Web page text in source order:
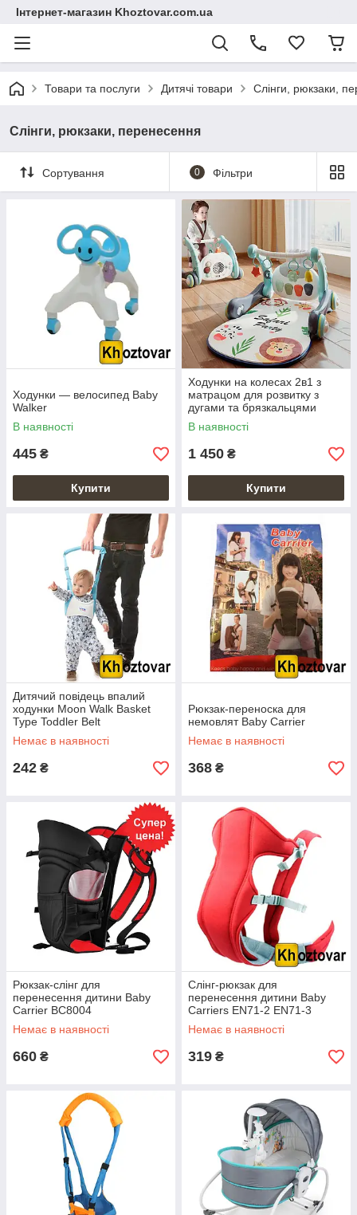
Інтернет-магазин Khoztovar.com.ua
Товари та послуги Дитячі товари Слінги, рюкзаки,
Слінги, рюкзаки, перенесення
Сортування 0 Фільтри
Ходунки — велосипед Baby
Walker
В наявності
445 ₴
Купити
Ходунки на колесах 2в1 з
матрацом для розвитку з
дугами та брязкальцями
музичні Bluetooth
В наявності
1 450 ₴
Купити
Дитячий повідець впалий
ходунки Moon Walk Basket
Type Toddler Belt
Немає в наявності
242 ₴
Рюкзак-переноска для
немовлят Baby Carrier
Немає в наявності
368 ₴
Рюкзак-слінг для
перенесення дитини Baby
Carrier BC8004
Немає в наявності
660 ₴
Слінг-рюкзак для
перенесення дитини Baby
Carriers EN71-2 EN71-3
Немає в наявності
319 ₴